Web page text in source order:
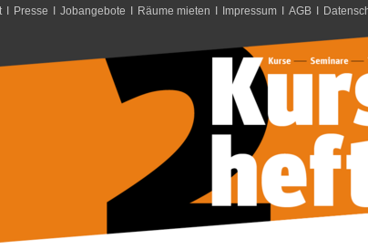
I Presse I Jobangebote I Räume mieten I Impressum I AGB I